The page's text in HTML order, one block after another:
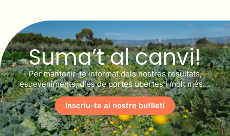
Suma’t al canvi!
Per mantenir-te informat dels nostres resultats,
esdeveniments, dies de portes obertes i molt més….
Inscriu-te al nostre butlletí